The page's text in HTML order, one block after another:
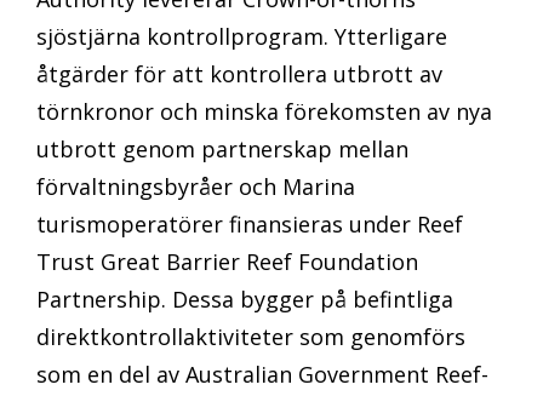
sjöstjärna kontrollprogram. Ytterligare
åtgärder för att kontrollera utbrott av
törnkronor och minska förekomsten av nya
utbrott genom partnerskap mellan
förvaltningsbyråer och Marina
turismoperatörer finansieras under Reef
Trust Great Barrier Reef Foundation
Partnership. Dessa bygger på befintliga
direktkontrollaktiviteter som genomförs
som en del av Australian Government Reef-